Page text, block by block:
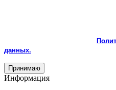
данных.
Принимаю
Информация